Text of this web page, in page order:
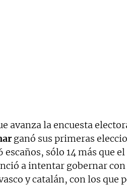
avanza la encuesta
ganó sus primeras
escaños, sólo 14 más que
a intentar gobernar con
y catalán, con los que